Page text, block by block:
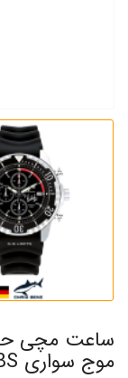
ساعت مچی
موج سواری CB-BD200-KBS